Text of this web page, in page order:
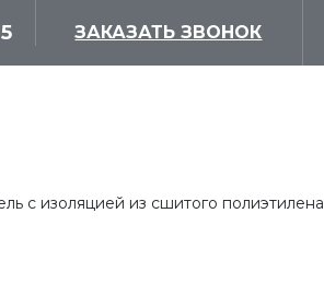
ЗАКАЗАТЬ ЗВОНОК
с изоляцией из сшитого полиэтилена